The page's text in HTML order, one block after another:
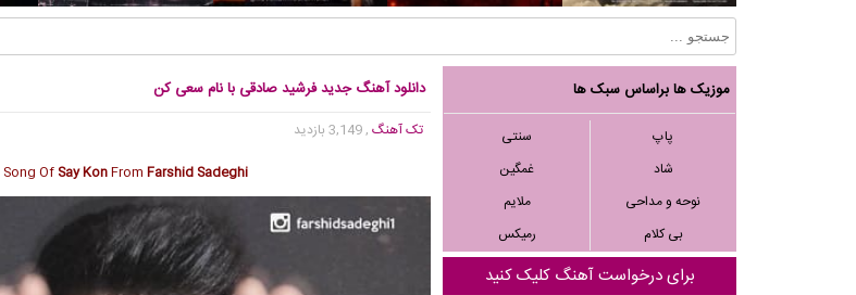
موزیک ها براساس سبک ها
پاپ
سنتی
شاد
غمگین
نوحه و مداحی
ملایم
بی کلام
رمیکس
برای درخواست آهنگ کلیک کنید
دانلود آهنگ جدید فرشید صادقی با نام سعی کن
تک آهنگ, 3,149 بازدید
Song Of Say KonFrom Farshid Sadeghi